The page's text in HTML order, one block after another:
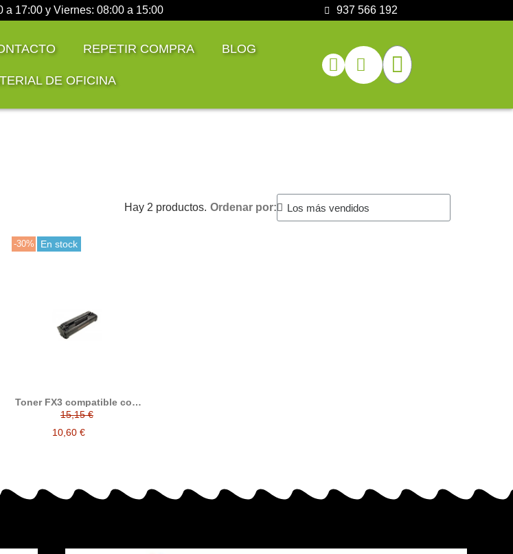
a 17:00 y Viernes: 08:00 a 15:00 937 566 192
REPETIR COMPRA BLOG
DE OFICINA
Hay 2 productos. Ordenar por:
-30% En stock
Toner FX3 compatible con
1557A003
15,15 €
10,60 €